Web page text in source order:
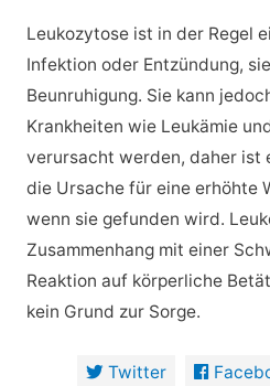
Leukozytose ist in der Regel
Infektion oder Entzündung,
Beunruhigung. Sie kann
Krankheiten wie Leukämie
verursacht werden, daher ist
die Ursache für eine erhöhte
wenn sie gefunden wird.
Zusammenhang mit einer
Reaktion auf körperliche
kein Grund zur Sorge.
Twitter